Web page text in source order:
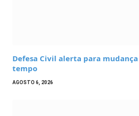
Defesa Civil alerta para
tempo
AGOSTO 6, 2026